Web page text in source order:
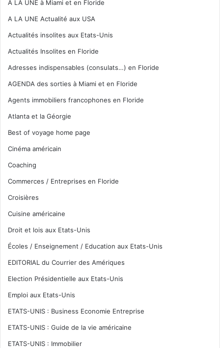
A LA UNE à Miami et en Floride
A LA UNE Actualité aux USA
Actualités insolites aux Etats-Unis
Actualités Insolites en Floride
Adresses indispensables (consulats…) en Floride
AGENDA des sorties à Miami et en Floride
Agents immobiliers francophones en Floride
Atlanta et la Géorgie
Best of voyage home page
Cinéma américain
Coaching
Commerces / Entreprises en Floride
Croisières
Cuisine américaine
Droit et lois aux Etats-Unis
Écoles / Enseignement / Education aux Etats-Unis
EDITORIAL du Courrier des Amériques
Election Présidentielle aux Etats-Unis
Emploi aux Etats-Unis
ETATS-UNIS : Business Economie Entreprise
ETATS-UNIS : Guide de la vie américaine
ETATS-UNIS : Immobilier